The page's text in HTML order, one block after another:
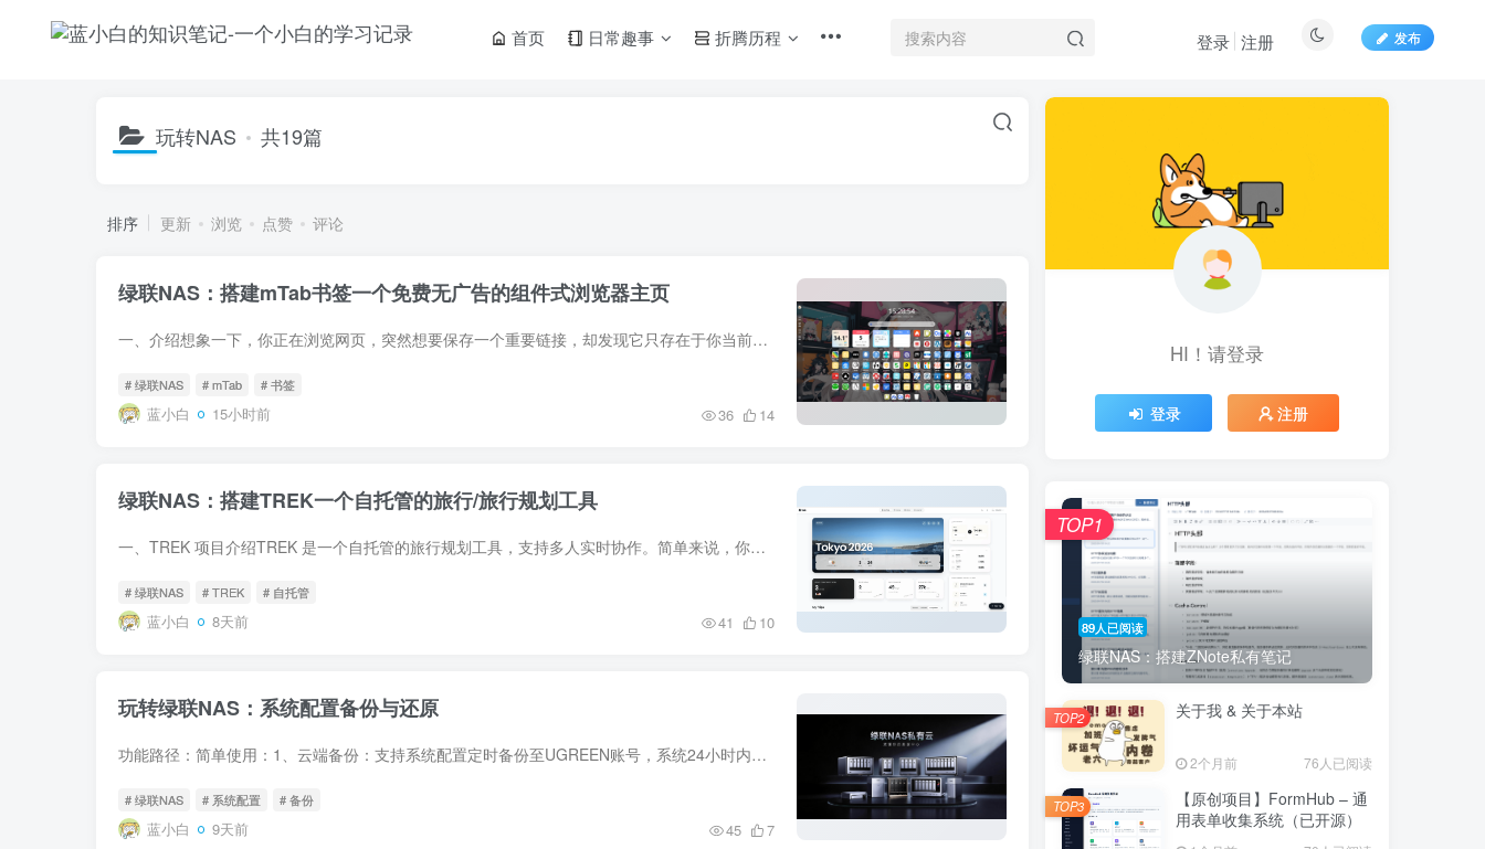
首页 日常趣事 折腾历程 发布
登录 注册
玩转NAS 共19篇
排序 更新 浏览 点赞 评论
绿联NAS：搭建mTab书签一个免费无广告的组件式浏览器主页
一、介绍想象一下，你正在浏览网页，突然想要保存一个重要链接，却发现它只存在于你当前所用的设备上，而无法在其他设备上访问。📚【新利器】解放你的网络生活，mTab书签正式登场！你是否曾为在...
# 绿联NAS # mTab # 书签
蓝小白 15小时前 36 14
绿联NAS：搭建TREK一个自托管的旅行/旅行规划工具
一、TREK 项目介绍TREK 是一个自托管的旅行规划工具，支持多人实时协作。简单来说，你可以把它理解为一个团队版的'旅行计划本'，所有参与者可以同时看到最新的行程变动。核心功能🗺️ 行程规划...
# 绿联NAS # TREK # 自托管
蓝小白 8天前 41 10
玩转绿联NAS：系统配置备份与还原
功能路径：简单使用：1、云端备份：支持系统配置定时备份至UGREEN账号，系统24小时内发生变更，则自动备份至UGREEN账号问题：在UGREEN账号登录也并未发现备份到哪里去了？没有任何设置和查看选...
# 绿联NAS # 系统配置 # 备份
蓝小白 9天前 45 7
HI！请登录
登录 注册
89人已阅读
绿联NAS：搭建ZNote私有笔记
TOP1
关于我 & 关于本站
2个月前 76人已阅读
TOP2
【原创项目】FormHub – 通
用表单收集系统（已开源）
TOP3